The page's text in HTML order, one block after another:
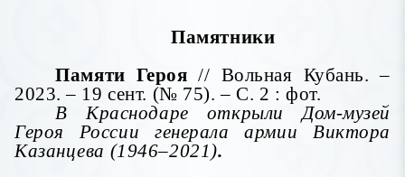
Памятники
Памяти Героя // Вольная Кубань. –
2023. – 19 сент. (№ 75). – С. 2 : фот.
В Краснодаре открыли Дом-музей
Героя России генерала армии Виктора
Казанцева (1946–2021).